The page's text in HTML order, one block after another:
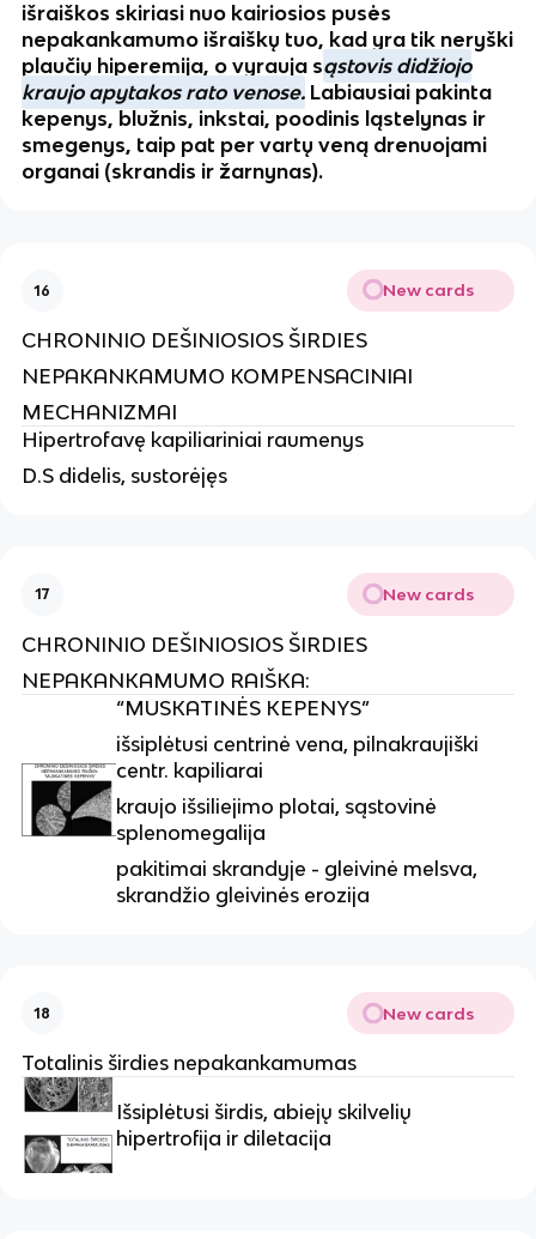
išraiškos skiriasi nuo kairiosios pusės
nepakankamumo išraiškų tuo, kad yra tik neryški
plaučių hiperemija, o vyrauja sąstovis didžiojo
kraujo apytakos rato venose.Labiausiai pakinta
kepenys, blužnis, inkstai, poodinis ląstelynas ir
smegenys, taip pat per vartų veną drenuojami
organai (skrandis ir žarnynas).
16 New cards
CHRONINIO DEŠINIOSIOS ŠIRDIES
NEPAKANKAMUMO KOMPENSACINIAI
MECHANIZMAI
Hipertrofavę kapiliariniai raumenys
D.S didelis, sustorėjęs
17 New cards
CHRONINIO DEŠINIOSIOS ŠIRDIES
NEPAKANKAMUMO RAIŠKA:
“MUSKATINĖS KEPENYS”
išsiplėtusi centrinė vena, pilnakraujiški
centr. kapiliarai
kraujo išsiliejimo plotai, sąstovinė
splenomegalija
pakitimai skrandyje - gleivinė melsva,
skrandžio gleivinės erozija
18 New cards
Totalinis širdies nepakankamumas
Išsiplėtusi širdis, abiejų skilvelių
hipertrofija ir diletacija